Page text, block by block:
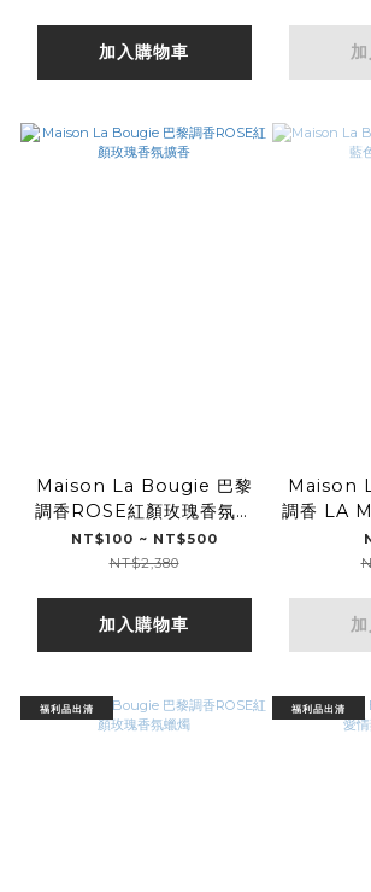
加入購物車
Maison La Bougie 巴黎
調香ROSE紅顏玫瑰香氛擴
香
NT$100 ~ NT$500
NT$2,380
加入購物車
Maison
調香 LA
福利品出清 福利品出清